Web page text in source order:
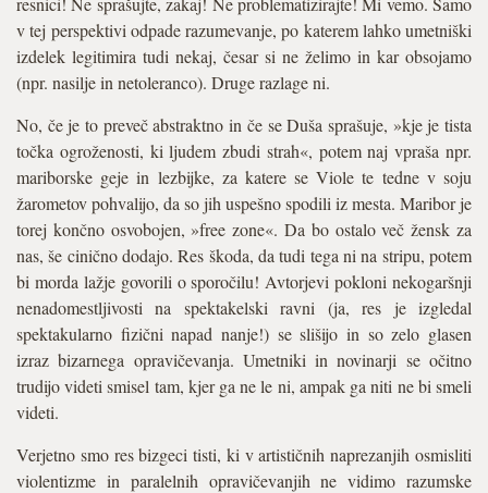
v tej perspektivi odpade razumevanje, po katerem lahko umetniški
izdelek legitimira tudi nekaj, česar si ne želimo in kar obsojamo
(npr. nasilje in netoleranco). Druge razlage ni.
No, če je to preveč abstraktno in če se Duša sprašuje, »kje je tista
točka ogroženosti, ki ljudem zbudi strah«, potem naj vpraša npr.
mariborske geje in lezbijke, za katere se Viole te tedne v soju
žarometov pohvalijo, da so jih uspešno spodili iz mesta. Maribor je
torej končno osvobojen, »free zone«. Da bo ostalo več žensk za
nas, še cinično dodajo. Res škoda, da tudi tega ni na stripu, potem
bi morda lažje govorili o sporočilu! Avtorjevi pokloni nekogaršnji
nenadomestljivosti na spektakelski ravni (ja, res je izgledal
spektakularno fizični napad nanje!) se slišijo in so zelo glasen
izraz bizarnega opravičevanja. Umetniki in novinarji se očitno
trudijo videti smisel tam, kjer ga ne le ni, ampak ga niti ne bi smeli
videti.
Verjetno smo res bizgeci tisti, ki v artističnih naprezanjih osmisliti
violentizme in paralelnih opravičevanjih ne vidimo razumske